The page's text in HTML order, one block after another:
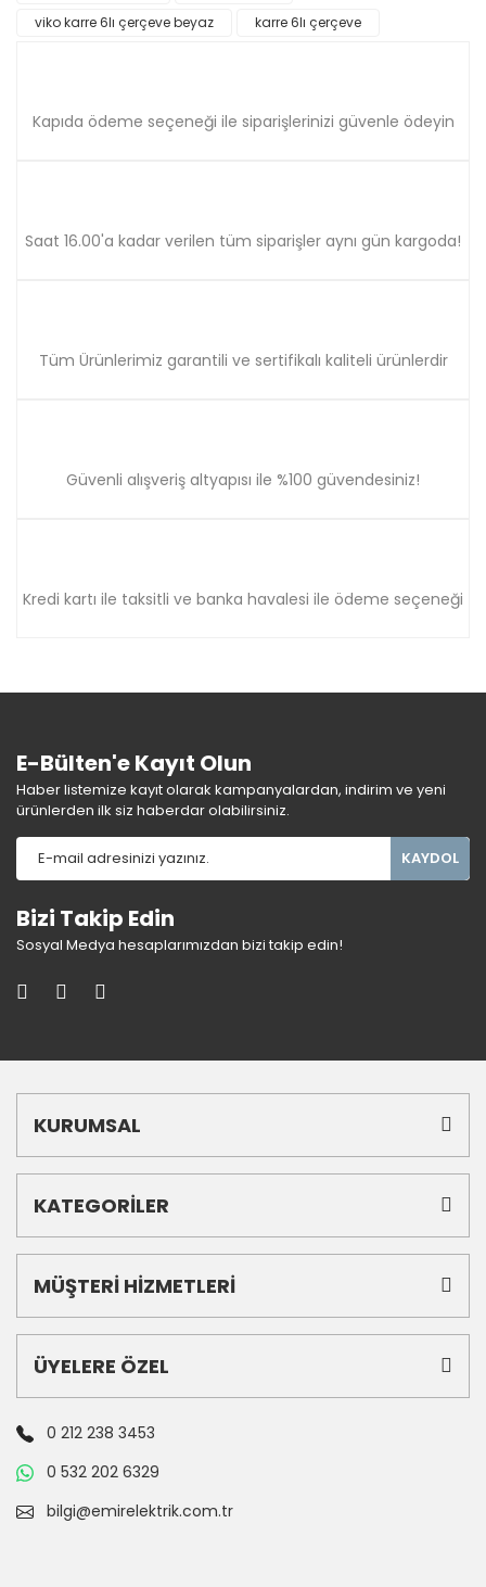
Ürün bilgilerinde hatalar bulunuyor.
viko karre 6lı çerçeve beyaz
karre 6lı çerçeve
Kapıda ödeme seçeneği ile siparişlerinizi güvenle ödeyin
Saat 16.00'a kadar verilen tüm siparişler aynı gün kargoda!
Tüm Ürünlerimiz garantili ve sertifikalı kaliteli ürünlerdir
Güvenli alışveriş altyapısı ile %100 güvendesiniz!
Kredi kartı ile taksitli ve banka havalesi ile ödeme seçeneği
E-Bülten'e Kayıt Olun
Haber listemize kayıt olarak kampanyalardan, indirim ve yeni
ürünlerden ilk siz haberdar olabilirsiniz.
KAYDOL
Bizi Takip Edin
Sosyal Medya hesaplarımızdan bizi takip edin!
KURUMSAL
KATEGORİLER
MÜŞTERİ HİZMETLERİ
ÜYELERE ÖZEL
0 212 238 3453
0 532 202 6329
bilgi@emirelektrik.com.tr